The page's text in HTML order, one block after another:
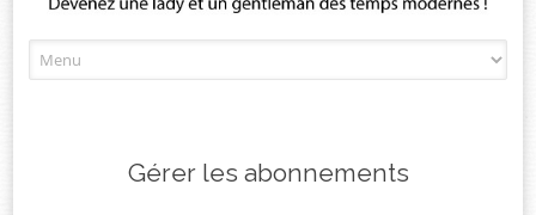
to
Gérer les abonnements